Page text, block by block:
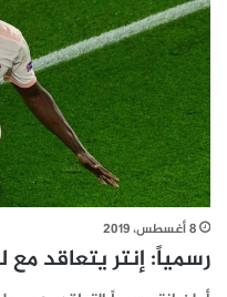
8 أغسطس، 2019
رسمياً: إنتر يتعاقد مع